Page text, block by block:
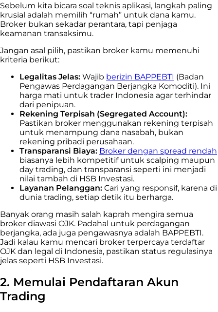
Sebelum kita bicara soal teknis aplikasi, langkah paling
krusial adalah memilih “rumah” untuk dana kamu.
Broker bukan sekadar perantara, tapi penjaga
keamanan transaksimu.
Jangan asal pilih, pastikan broker kamu memenuhi
kriteria berikut:
Legalitas Jelas: Wajib berizin BAPPEBTI (Badan
Pengawas Perdagangan Berjangka Komoditi). Ini
harga mati untuk trader Indonesia agar terhindar
dari penipuan.
Rekening Terpisah (Segregated Account):
Pastikan broker menggunakan rekening terpisah
untuk menampung dana nasabah, bukan
rekening pribadi perusahaan.
Transparansi Biaya: Broker dengan spread rendah
biasanya lebih kompetitif untuk scalping maupun
day trading, dan transparansi seperti ini menjadi
nilai tambah di HSB Investasi.
Layanan Pelanggan: Cari yang responsif, karena di
dunia trading, setiap detik itu berharga.
Banyak orang masih salah kaprah mengira semua
broker diawasi OJK. Padahal untuk perdagangan
berjangka, ada juga pengawasnya adalah BAPPEBTI.
Jadi kalau kamu mencari broker terpercaya terdaftar
OJK dan legal di Indonesia, pastikan status regulasinya
jelas seperti HSB Investasi.
2. Memulai Pendaftaran Akun
Trading